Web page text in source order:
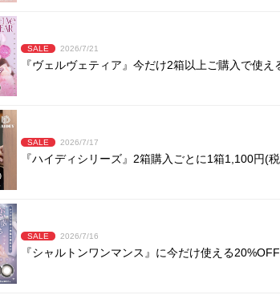
SALE 2026/7/21
『ヴェルヴェティア』今だけ2箱以上ご購入で使
SALE 2026/7/17
『ハイディシリーズ』2箱購入ごとに1箱1,100円(
SALE 2026/7/16
『シャルトンワンマンス』に今だけ使える